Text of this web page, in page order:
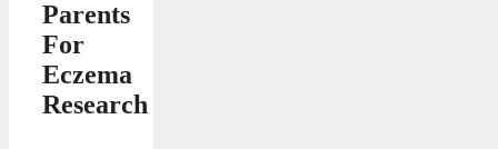
Parents
For
Eczema
Research